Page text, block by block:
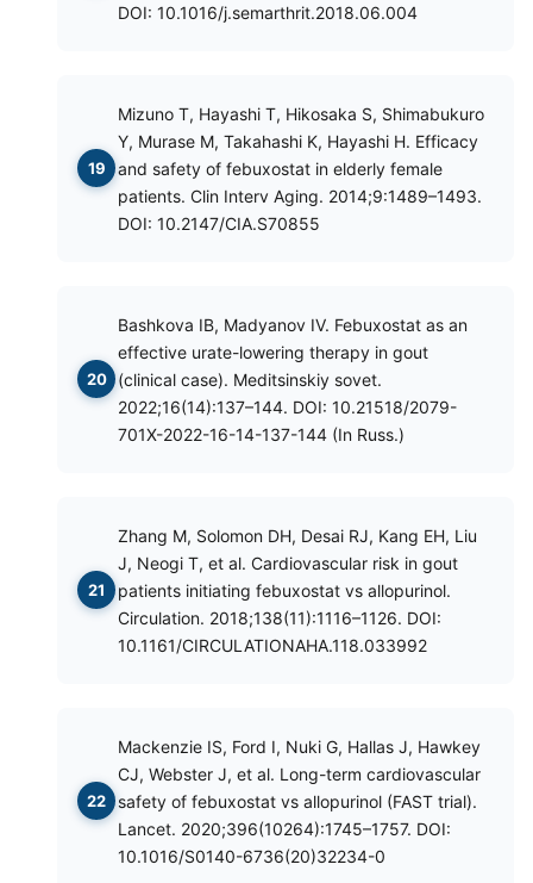
DOI: 10.1016/j.semarthrit.2018.06.004
Mizuno T, Hayashi T, Hikosaka S, Shimabukuro
Y, Murase M, Takahashi K, Hayashi H. Efficacy
and safety of febuxostat in elderly female
patients. Clin Interv Aging. 2014;9:1489–1493.
DOI: 10.2147/CIA.S70855
Bashkova IB, Madyanov IV. Febuxostat as an
effective urate-lowering therapy in gout
(clinical case). Meditsinskiy sovet.
2022;16(14):137–144. DOI: 10.21518/2079-
701X-2022-16-14-137-144 (In Russ.)
Zhang M, Solomon DH, Desai RJ, Kang EH, Liu
J, Neogi T, et al. Cardiovascular risk in gout
patients initiating febuxostat vs allopurinol.
Circulation. 2018;138(11):1116–1126. DOI:
10.1161/CIRCULATIONAHA.118.033992
Mackenzie IS, Ford I, Nuki G, Hallas J, Hawkey
CJ, Webster J, et al. Long-term cardiovascular
safety of febuxostat vs allopurinol (FAST trial).
Lancet. 2020;396(10264):1745–1757. DOI:
10.1016/S0140-6736(20)32234-0